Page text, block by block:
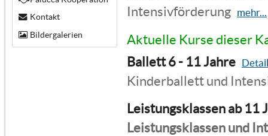
Kontakt
Bildergalerien
Intensivförderung mehr...
Aktuelle Kurse dieser
Ballett 6 - 11 Jahre
Kinderballett und
Leistungsklassen ab 11
Leistungsklassen und